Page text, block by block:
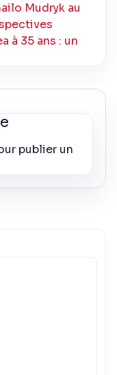
Mudryk au
à 35 ans : un
publier un